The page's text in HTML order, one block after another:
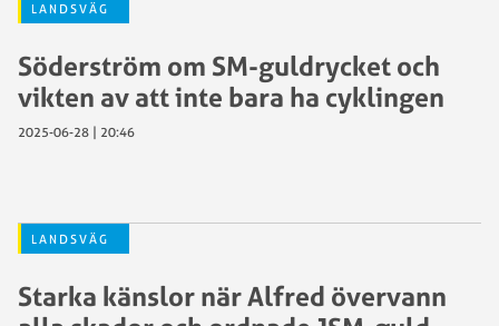
LANDSVÄG
Söderström om SM-guldrycket och
vikten av att inte bara ha cyklingen
2025-06-28 | 20:46
LANDSVÄG
Starka känslor när Alfred övervann